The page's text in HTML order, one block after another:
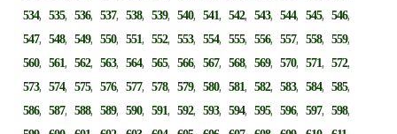
534,535,536,537,538,539,540,541,542,543,544,545,546,
547,548,549,550,551,552,553,554,555,556,557,558,559,
560,561,562,563,564,565,566,567,568,569,570,571,572,
573,574,575,576,577,578,579,580,581,582,583,584,585,
586,587,588,589,590,591,592,593,594,595,596,597,598,